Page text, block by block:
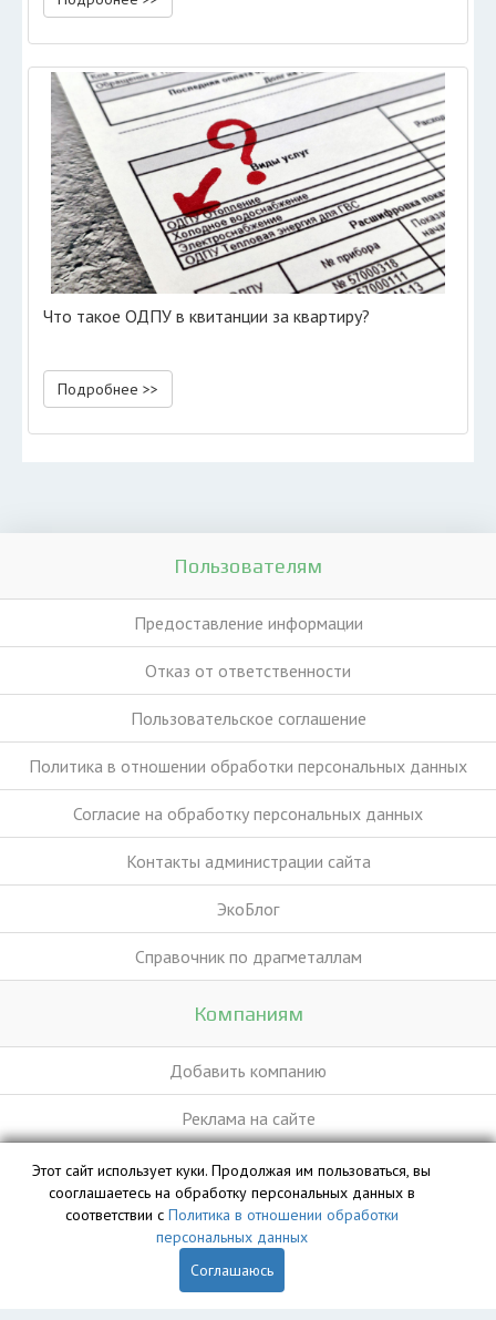
Что такое ОДПУ в квитанции за квартиру?
Подробнее >>
Пользователям
Предоставление информации
Отказ от ответственности
Пользовательское соглашение
Политика в отношении обработки персональных данных
Согласие на обработку персональных данных
Контакты администрации сайта
ЭкоБлог
Справочник по драгметаллам
Компаниям
Добавить компанию
Реклама на сайте
База данных сайта vyvoz.org является интеллектуальной
собственностью ООО «Профит» и охраняется законом.
Этот сайт использует куки. Продолжая им пользоваться, вы
сооглашаетесь на обработку персональных данных в
соответствии с Политика в отношении обработки
персональных данных
Соглашаюсь